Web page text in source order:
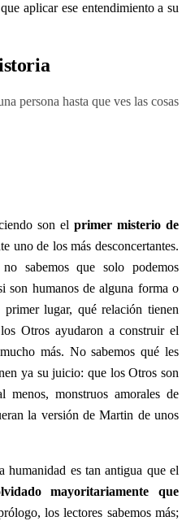
aplicar ese entendimiento a su
persona hasta que ves las cosas
son el primer misterio de
uno de los más desconcertantes.
sabemos que solo podemos
son humanos de alguna forma o
lugar, qué relación tienen
Otros ayudaron a construir el
más. No sabemos qué les
ya su juicio: que los Otros son
menos, monstruos amorales de
la versión de Martin de unos
es tan antigua que el
mayoritariamente que
los lectores sabemos más;